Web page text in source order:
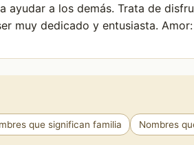
a los demás. Trata de
muy dedicado y entusiasta.
que significan familia Nombres